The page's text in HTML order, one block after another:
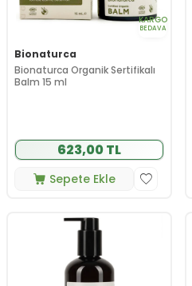
KARGO
BEDAVA
Bionaturca
Bionaturca Organik Sertifikalı
Balm 15 ml
623,00 TL
Sepete Ekle